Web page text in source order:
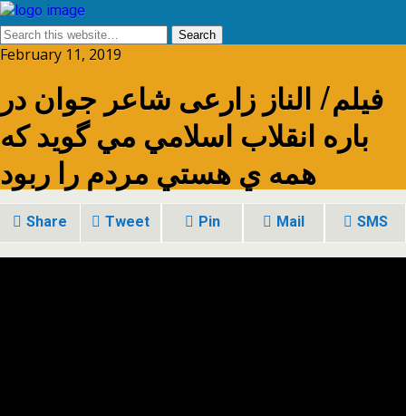
February 11, 2019
فیلم/ الناز زارعی شاعر جوان در
باره انقلاب اسلامي مي گويد كه
همه ي هستي مردم را ربود
Share Tweet Pin Mail SMS